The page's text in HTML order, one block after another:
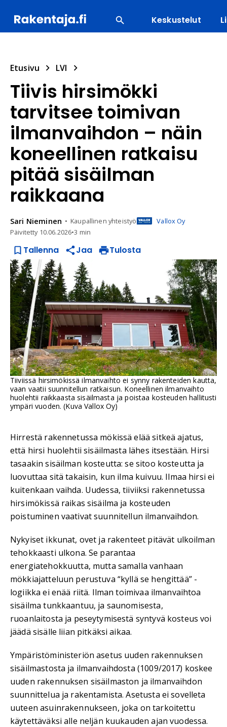
Keskustelut
Etusivu LVI
Tiivis hirsimökki
tarvitsee toimivan
ilmanvaihdon – näin
koneellinen ratkaisu
pitää sisäilman
raikkaana
Sari Nieminen Kaupallinen yhteistyö
Vallox Oy
Päivitetty 10.06.2026•3 min
Tallenna Jaa Tulosta
Tiiviissä hirsimökissä ilmanvaihto ei synny rakenteiden kautta,
vaan vaatii suunnitellun ratkaisun. Koneellinen ilmanvaihto
huolehtii raikkaasta sisäilmasta ja poistaa kosteuden hallitusti
ympäri vuoden. (Kuva Vallox Oy)
Hirrestä rakennetussa mökissä elää sitkeä ajatus,
että hirsi huolehtii sisäilmasta lähes itsestään. Hirsi
tasaakin sisäilman kosteutta: se sitoo kosteutta ja
luovuttaa sitä takaisin, kun ilma kuivuu. Ilmaa hirsi ei
kuitenkaan vaihda. Uudessa, tiiviiksi rakennetussa
hirsimökissä raikas sisäilma ja kosteuden
poistuminen vaativat suunnitellun ilmanvaihdon.
Nykyiset ikkunat, ovet ja rakenteet pitävät ulkoilman
tehokkaasti ulkona. Se parantaa
energiatehokkuutta, mutta samalla vanhaan
mökkiajatteluun perustuva “kyllä se hengittää” -
logiikka ei enää riitä. Ilman toimivaa ilmanvaihtoa
sisäilma tunkkaantuu, ja saunomisesta,
ruoanlaitosta ja peseytymisestä syntyvä kosteus voi
jäädä sisälle liian pitkäksi aikaa.
Ympäristöministeriön asetus uuden rakennuksen
sisäilmastosta ja ilmanvaihdosta (1009/2017) koskee
uuden rakennuksen sisäilmaston ja ilmanvaihdon
suunnittelua ja rakentamista. Asetusta ei sovelleta
uuteen asuinrakennukseen, joka on tarkoitettu
käytettäväksi alle neljän kuukauden ajan vuodessa.